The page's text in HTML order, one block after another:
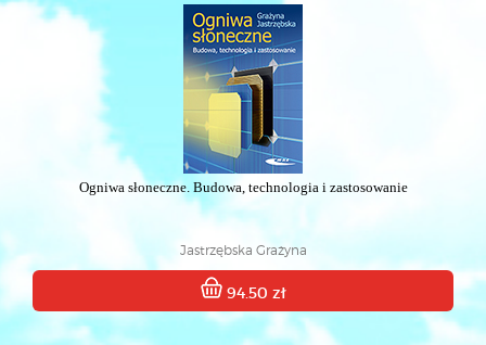
Ogniwa słoneczne. Budowa, technologia i zastosowanie
Jastrzębska Grażyna
94.50 zł